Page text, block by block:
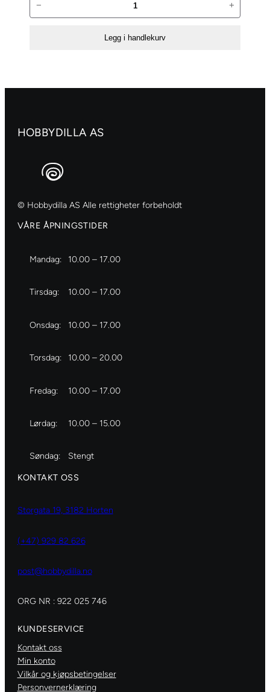
Rispapir
− +
Legg i handlekurv
HOBBYDILLA AS
© Hobbydilla AS Alle rettigheter forbeholdt
VÅRE ÅPNINGSTIDER
Mandag: 10.00 – 17.00
Tirsdag: 10.00 – 17.00
Onsdag: 10.00 – 17.00
Torsdag: 10.00 – 20.00
Fredag: 10.00 – 17.00
Lørdag: 10.00 – 15.00
Søndag: Stengt
KONTAKT OSS
Storgata 19, 3182 Horten
(+47) 929 82 626
post@hobbydilla.no
ORG NR : 922 025 746
KUNDESERVICE
Kontakt oss
Min konto
Vilkår og kjøpsbetingelser
Personvernerklæring